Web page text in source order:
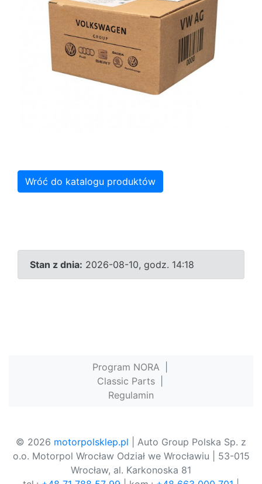
Wróć do katalogu produktów
Stan z dnia: 2026-08-10, godz. 14:18
Program NORA
Classic Parts
Regulamin
© 2026 motorpolsklep.pl | Auto Group Polska Sp. z
o.o. Motorpol Wrocław Odział we Wrocławiu | 53-015
Wrocław, al. Karkonoska 81